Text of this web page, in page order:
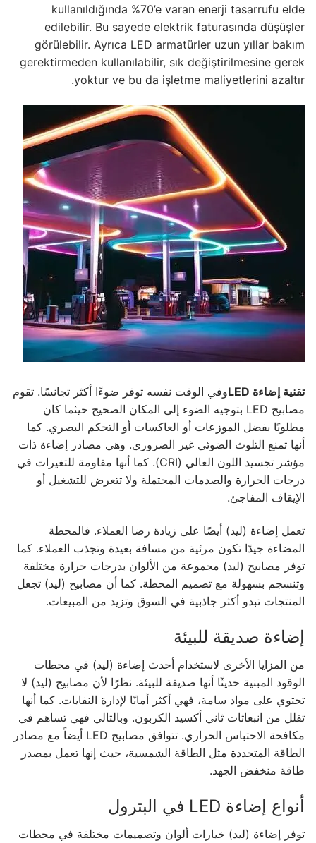
أنظمة التحكم DMX
وحدات تزويد الطاقة LED
مشغل LED داخلي
مشغل LED خارجي
معلومات DMX
ما هو نظام DMX؟ وما هي أنواع المنتجات المختلفة؟
سلسلة LEDLine للرسوم المتحركة للواجهة
سلسلة DOTLED للرسوم المتحركة للواجهات
سلسلة WallWasher للرسوم المتحركة للواجهات
الكتالوج
الاتصال والطلب
نبذة عنا
المدونة
Arabic
Turkish
German
Russian
French
kullanıldığında %70’e varan enerji tasarrufu elde
edilebilir. Bu sayede elektrik faturasında düşüşler
görülebilir. Ayrıca LED armatürler uzun yıllar bakım
gerektirmeden kullanılabilir, sık değiştirilmesine gerek
yoktur ve bu da işletme maliyetlerini azaltır.
تقنية إضاءة LED
وفي الوقت نفسه توفر ضوءًا أكثر تجانسًا. تقوم
مصابيح LED بتوجيه الضوء إلى المكان الصحيح حيثما كان
مطلوبًا بفضل الموزعات أو العاكسات أو التحكم البصري. كما
أنها تمنع التلوث الضوئي غير الضروري. وهي مصادر إضاءة ذات
مؤشر تجسيد اللون العالي (CRI). كما أنها مقاومة للتغيرات في
درجات الحرارة والصدمات المحتملة ولا تتعرض للتشغيل أو
الإيقاف المفاجئ.
تعمل إضاءة (ليد) أيضًا على زيادة رضا العملاء. فالمحطة
المضاءة جيدًا تكون مرئية من مسافة بعيدة وتجذب العملاء. كما
توفر مصابيح (ليد) مجموعة من الألوان بدرجات حرارة مختلفة
وتنسجم بسهولة مع تصميم المحطة. كما أن مصابيح (ليد) تجعل
المنتجات تبدو أكثر جاذبية في السوق وتزيد من المبيعات.
إضاءة صديقة للبيئة
من المزايا الأخرى لاستخدام أحدث إضاءة (ليد) في محطات
الوقود المبنية حديثًا أنها صديقة للبيئة. نظرًا لأن مصابيح (ليد) لا
تحتوي على مواد سامة، فهي أكثر أمانًا لإدارة النفايات. كما أنها
تقلل من انبعاثات ثاني أكسيد الكربون. وبالتالي فهي تساهم في
مكافحة الاحتباس الحراري. تتوافق مصابيح LED أيضاً مع مصادر
الطاقة المتجددة مثل الطاقة الشمسية، حيث إنها تعمل بمصدر
طاقة منخفض الجهد.
أنواع إضاءة LED في البترول
توفر إضاءة (ليد) خيارات ألوان وتصميمات مختلفة في محطات